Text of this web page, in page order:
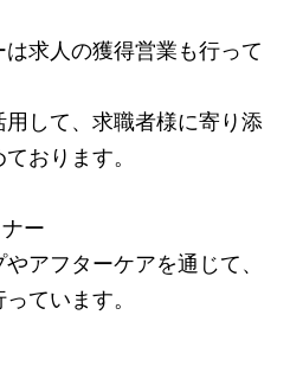
求人の獲得営業も行って
して、求職者様に寄り添
おります。
ー
アフターケアを通じて、
ています。